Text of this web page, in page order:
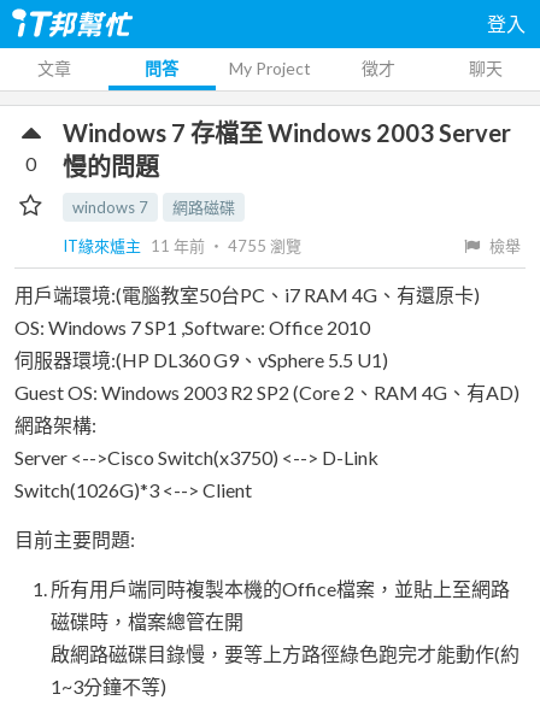
登入
文章 問答 My Project 徵才 聊天
Windows 7 存檔至 Windows 2003 Server
慢的問題
windows 7
網路磁碟
IT緣來爐主
11 年前 ‧ 4755 瀏覽 檢舉
0
用戶端環境:(電腦教室50台PC、i7 RAM 4G、有還原卡)
OS: Windows 7 SP1 ,Software: Office 2010
伺服器環境:(HP DL360 G9、vSphere 5.5 U1)
Guest OS: Windows 2003 R2 SP2 (Core 2、RAM 4G、有AD)
網路架構:
Server <-->Cisco Switch(x3750) <--> D-Link
Switch(1026G)*3 <--> Client
目前主要問題:
所有用戶端同時複製本機的Office檔案，並貼上至網路
磁碟時，檔案總管在開
啟網路磁碟目錄慢，要等上方路徑綠色跑完才能動作(約
1~3分鐘不等)